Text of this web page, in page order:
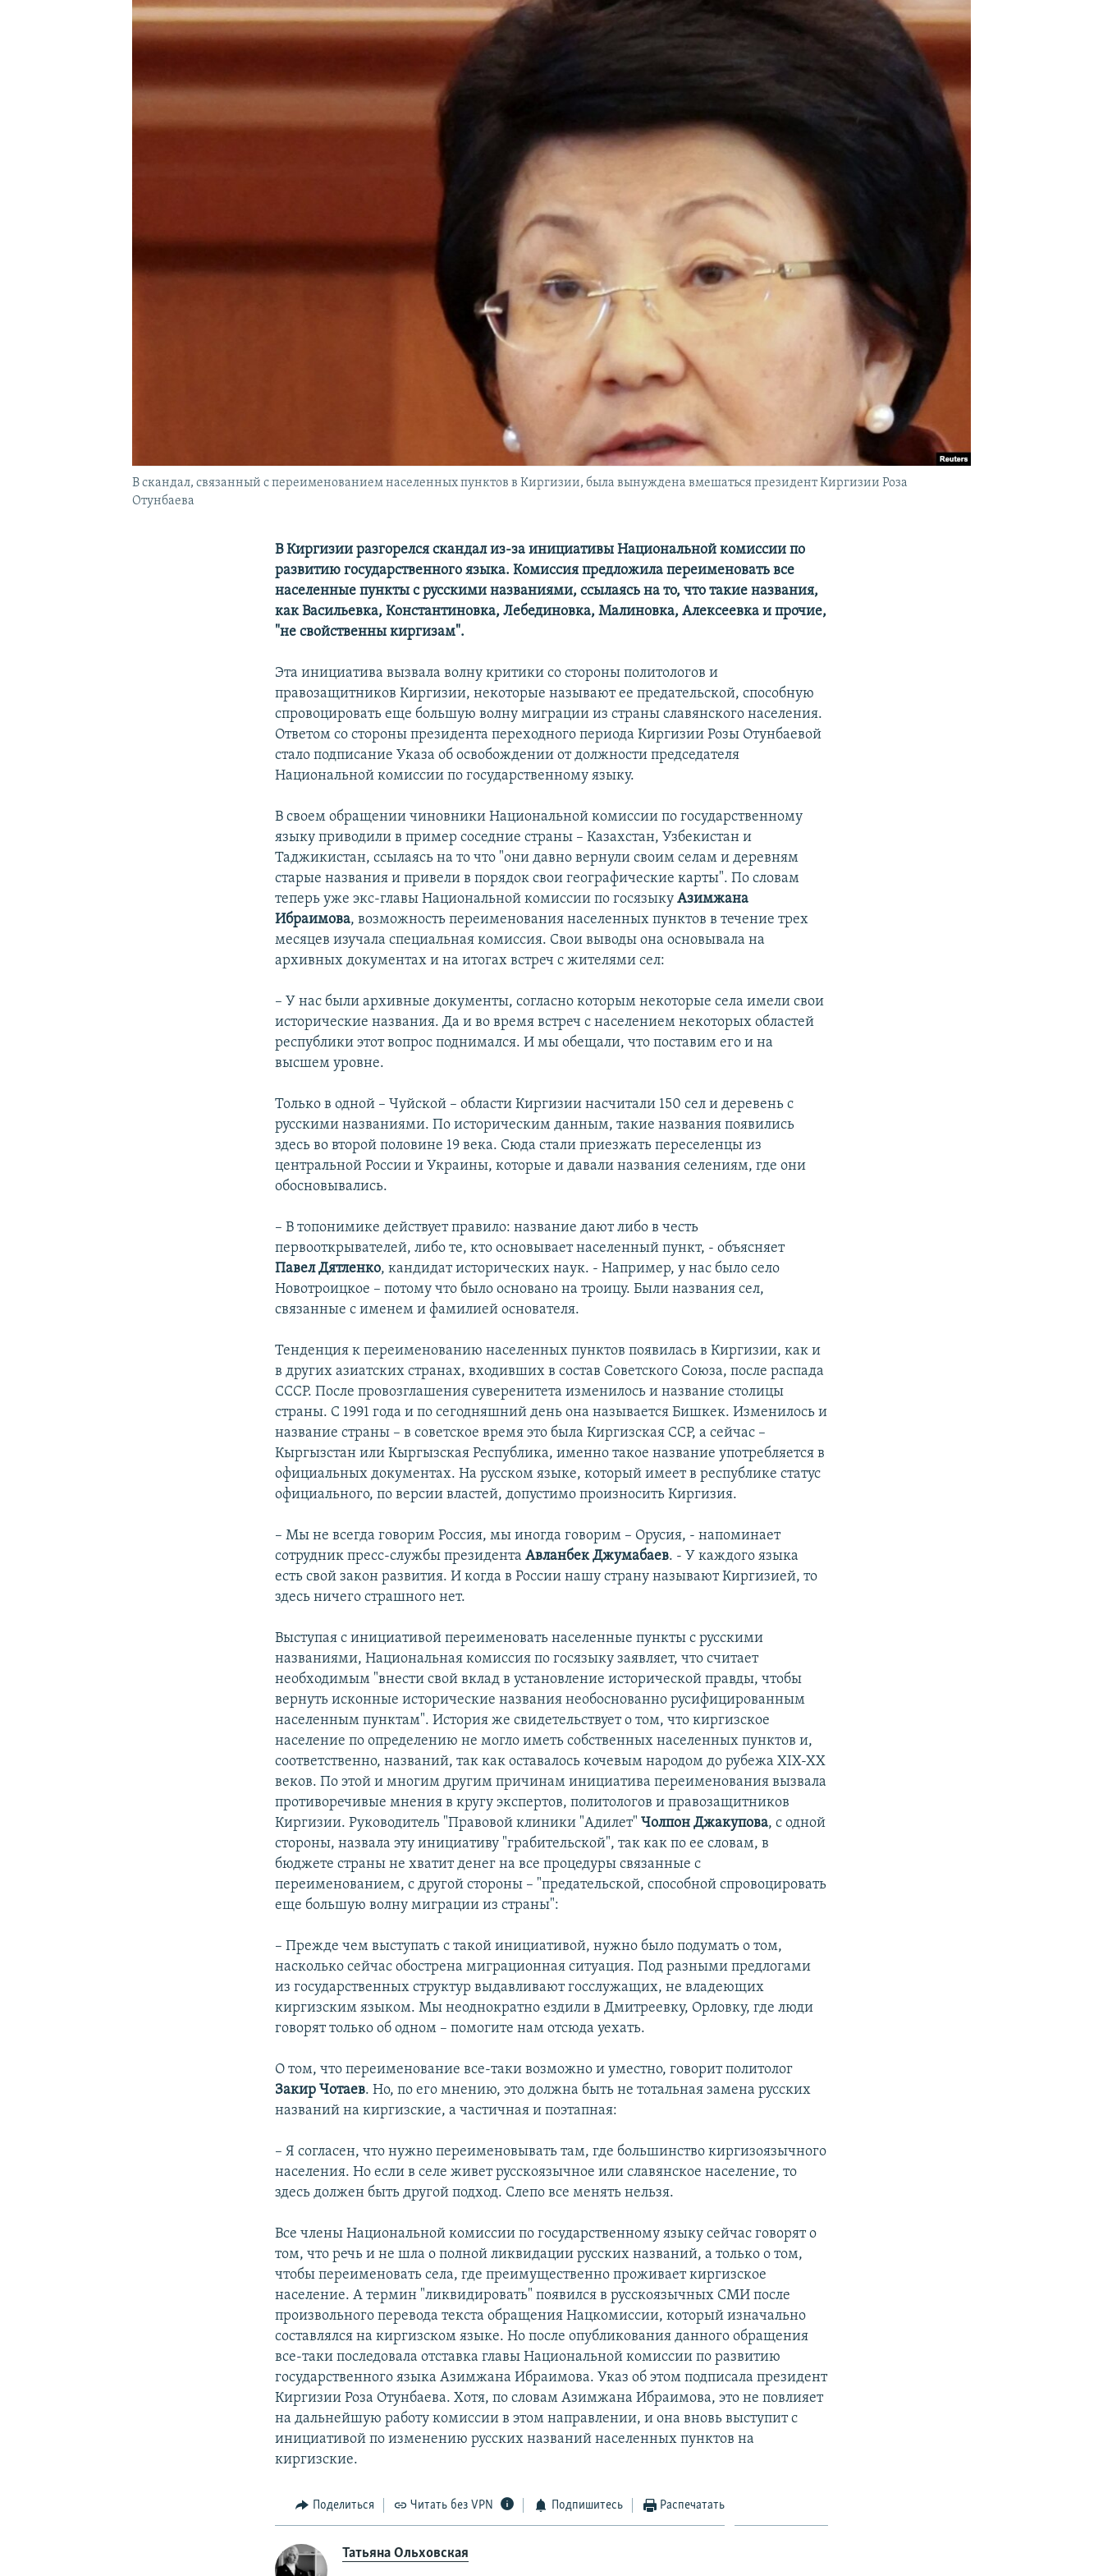
ПОДПИШИТЕСЬ НА РАССЫЛКУ
В скандал, связанный с переименованием населенных пунктов в Киргизии, была вынуждена вмешаться президент Киргизии Роза
Отунбаева
В Киргизии разгорелся скандал из-за инициативы Национальной комиссии по
развитию государственного языка. Комиссия предложила переименовать все
населенные пункты с русскими названиями, ссылаясь на то, что такие названия,
как Васильевка, Константиновка, Лебединовка, Малиновка, Алексеевка и прочие,
"не свойственны киргизам".
Эта инициатива вызвала волну критики со стороны политологов и
правозащитников Киргизии, некоторые называют ее предательской, способную
спровоцировать еще большую волну миграции из страны славянского населения.
Ответом со стороны президента переходного периода Киргизии Розы Отунбаевой
стало подписание Указа об освобождении от должности председателя
Национальной комиссии по государственному языку.
В своем обращении чиновники Национальной комиссии по государственному
языку приводили в пример соседние страны – Казахстан, Узбекистан и
Таджикистан, ссылаясь на то что "они давно вернули своим селам и деревням
старые названия и привели в порядок свои географические карты". По словам
теперь уже экс-главы Национальной комиссии по госязыкуАзимжана
Ибраимова, возможность переименования населенных пунктов в течение трех
месяцев изучала специальная комиссия. Свои выводы она основывала на
архивных документах и на итогах встреч с жителями сел:
– У нас были архивные документы, согласно которым некоторые села имели свои
исторические названия. Да и во время встреч с населением некоторых областей
республики этот вопрос поднимался. И мы обещали, что поставим его и на
высшем уровне.
Только в одной – Чуйской – области Киргизии насчитали 150 сел и деревень с
русскими названиями. По историческим данным, такие названия появились
здесь во второй половине 19 века. Сюда стали приезжать переселенцы из
центральной России и Украины, которые и давали названия селениям, где они
обосновывались.
– В топонимике действует правило: название дают либо в честь
первооткрывателей, либо те, кто основывает населенный пункт, - объясняет
Павел Дятленко, кандидат исторических наук. - Например, у нас было село
Новотроицкое – потому что было основано на троицу. Были названия сел,
связанные с именем и фамилией основателя.
Тенденция к переименованию населенных пунктов появилась в Киргизии, как и
в других азиатских странах, входивших в состав Советского Союза, после распада
СССР. После провозглашения суверенитета изменилось и название столицы
страны. С 1991 года и по сегодняшний день она называется Бишкек. Изменилось и
название страны – в советское время это была Киргизская ССР, а сейчас –
Кыргызстан или Кыргызская Республика, именно такое название употребляется в
официальных документах. На русском языке, который имеет в республике статус
официального, по версии властей, допустимо произносить Киргизия.
– Мы не всегда говорим Россия, мы иногда говорим – Орусия, - напоминает
сотрудник пресс-службы президентаАвланбек Джумабаев. - У каждого языка
есть свой закон развития. И когда в России нашу страну называют Киргизией, то
здесь ничего страшного нет.
Выступая с инициативой переименовать населенные пункты с русскими
названиями, Национальная комиссия по госязыку заявляет, что считает
необходимым "внести свой вклад в установление исторической правды, чтобы
вернуть исконные исторические названия необоснованно русифицированным
населенным пунктам". История же свидетельствует о том, что киргизское
население по определению не могло иметь собственных населенных пунктов и,
соответственно, названий, так как оставалось кочевым народом до рубежа XIX-XX
веков. По этой и многим другим причинам инициатива переименования вызвала
противоречивые мнения в кругу экспертов, политологов и правозащитников
Киргизии. Руководитель "Правовой клиники "Адилет"Чолпон Джакупова, с одной
стороны, назвала эту инициативу "грабительской", так как по ее словам, в
бюджете страны не хватит денег на все процедуры связанные с
переименованием, с другой стороны – "предательской, способной спровоцировать
еще большую волну миграции из страны":
– Прежде чем выступать с такой инициативой, нужно было подумать о том,
насколько сейчас обострена миграционная ситуация. Под разными предлогами
из государственных структур выдавливают госслужащих, не владеющих
киргизским языком. Мы неоднократно ездили в Дмитреевку, Орловку, где люди
говорят только об одном – помогите нам отсюда уехать.
О том, что переименование все-таки возможно и уместно, говорит политолог
Закир Чотаев. Но, по его мнению, это должна быть не тотальная замена русских
названий на киргизские, а частичная и поэтапная:
– Я согласен, что нужно переименовывать там, где большинство киргизоязычного
населения. Но если в селе живет русскоязычное или славянское население, то
здесь должен быть другой подход. Слепо все менять нельзя.
Все члены Национальной комиссии по государственному языку сейчас говорят о
том, что речь и не шла о полной ликвидации русских названий, а только о том,
чтобы переименовать села, где преимущественно проживает киргизское
население. А термин "ликвидировать" появился в русскоязычных СМИ после
произвольного перевода текста обращения Нацкомиссии, который изначально
составлялся на киргизском языке. Но после опубликования данного обращения
все-таки последовала отставка главы Национальной комиссии по развитию
государственного языка Азимжана Ибраимова. Указ об этом подписала президент
Киргизии Роза Отунбаева. Хотя, по словам Азимжана Ибраимова, это не повлияет
на дальнейшую работу комиссии в этом направлении, и она вновь выступит с
инициативой по изменению русских названий населенных пунктов на
киргизские.
Поделиться Читать без VPN Подпишитесь Распечатать
Татьяна Ольховская